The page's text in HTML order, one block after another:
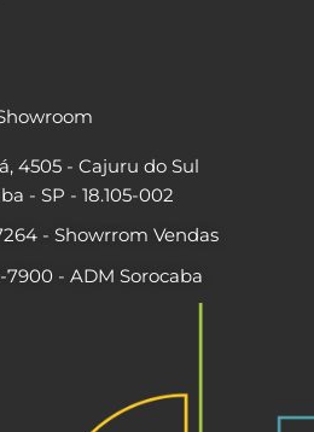
t
a
g
r
4505 - Cajuru do Sul
- SP - 18.105-002
- Showrrom Vendas
7900 - ADM Sorocaba